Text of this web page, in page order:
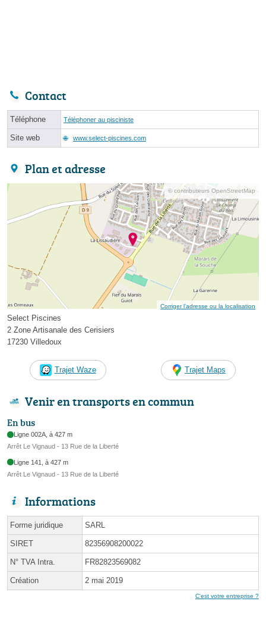
Contact
Téléphone Téléphoner au pisciniste
Site web www.select-piscines.com
Plan et adresse
© contributeurs OpenStreetMap
Corriger l’adresse ou la localisation
Select Piscines
2 Zone Artisanale des Cerisiers
17230 Villedoux
Trajet Waze Trajet Maps
Venir en transports en commun
En bus
Ligne 002A, à 427 m
Arrêt Le Vignaud - 13 Rue de la Liberté
Ligne 141, à 427 m
Arrêt Le Vignaud - 13 Rue de la Liberté
Informations
Forme juridique SARL
SIRET 82356908200022
N° TVA Intra. FR82823569082
Création 2 mai 2019
C'est votre entreprise ?